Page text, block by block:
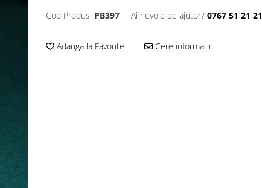
Cod Produs: PB397 Ai nevoie de ajutor? 0767 51 21 21
Adauga la Favorite Cere informatii